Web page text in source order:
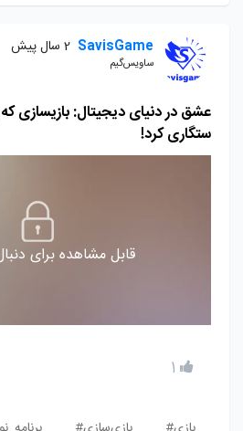
SavisGame 2 سال پیش
ساویس‌گیم
عشق در دنیای دیجیتال: بازیسازی
ستگاری کرد!
قابل مشاهده برای
1